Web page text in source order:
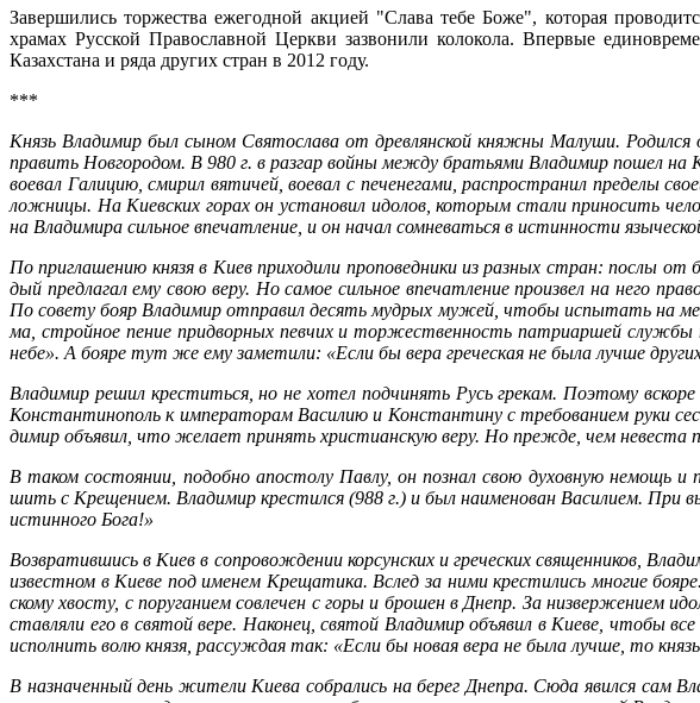
Завершились торжества ежегодной акцией "Слава тебе Боже", которая
храмах Русской Православной Церкви зазвонили колокола. Впервые
Казахстана и ряда других стран в 2012 году.
***
Князь Вла­ди­мир был сы­ном Свя­то­сла­ва от древ­лян­ской княж­ны Ма­лу­ши.
пра­вить Нов­го­ро­дом. В 980 г. в раз­гар вой­ны меж­ду бра­тья­ми Вла­ди­мир по­шел
во­е­вал Га­ли­цию, сми­рил вя­ти­чей, во­е­вал с пе­че­не­га­ми, рас­про­стра­нил пре­де­лы
лож­ни­цы. На Ки­ев­ских го­рах он уста­но­вил идо­лов, ко­то­рым ста­ли при­но­сить
на Вла­ди­ми­ра силь­ное впе­чат­ле­ние, и он на­чал со­мне­вать­ся в ис­тин­но­сти
По при­гла­ше­нию кня­зя в Ки­ев при­хо­ди­ли про­по­вед­ни­ки из раз­ных стран: по­слы
дый пред­ла­гал ему свою ве­ру. Но са­мое силь­ное впе­чат­ле­ние про­из­вел на него
По со­ве­ту бо­яр Вла­ди­мир от­пра­вил де­сять муд­рых му­жей, чтобы ис­пы­тать на
ма, строй­ное пе­ние при­двор­ных пев­чих и тор­же­ствен­ность пат­ри­ар­шей
небе». А бо­яре тут же ему за­ме­ти­ли: «Ес­ли бы ве­ра гре­че­ская не бы­ла луч­ше
Вла­ди­мир ре­шил кре­стить­ся, но не хо­тел под­чи­нять Русь гре­кам. По­это­му
Кон­стан­ти­но­поль к им­пе­ра­то­рам Ва­си­лию и Кон­стан­ти­ну с тре­бо­ва­ни­ем ру­ки
ди­мир объ­явил, что же­ла­ет при­нять хри­сти­ан­скую ве­ру. Но преж­де, чем неве­ста
В та­ком со­сто­я­нии, по­доб­но апо­сто­лу Пав­лу, он по­знал свою ду­хов­ную немощь
шить с Кре­ще­ни­ем. Вла­ди­мир кре­стил­ся (988 г.) и был на­име­но­ван Ва­си­ли­ем. При
ис­тин­но­го Бо­га!»
Воз­вра­тив­шись в Ки­ев в со­про­вож­де­нии кор­сун­ских и гре­че­ских свя­щен­ни­ков,
из­вест­ном в Ки­е­ве под име­нем Кре­ща­ти­ка. Вслед за ни­ми кре­сти­лись мно­гие
ско­му хво­сту, с по­ру­га­ни­ем со­вле­чен с го­ры и бро­шен в Днепр. За низ­вер­же­ни­ем
став­ля­ли его в свя­той ве­ре. На­ко­нец, свя­той Вла­ди­мир объ­явил в Ки­е­ве, чтобы
ис­пол­нить во­лю кня­зя, рас­суж­дая так: «Ес­ли бы но­вая ве­ра не бы­ла луч­ше, то
В на­зна­чен­ный день жи­те­ли Ки­е­ва со­бра­лись на бе­рег Дне­пра. Сю­да явил­ся сам